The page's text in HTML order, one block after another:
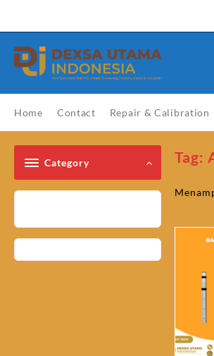
content
Home Contact Repair & Calibration
Category Tag: